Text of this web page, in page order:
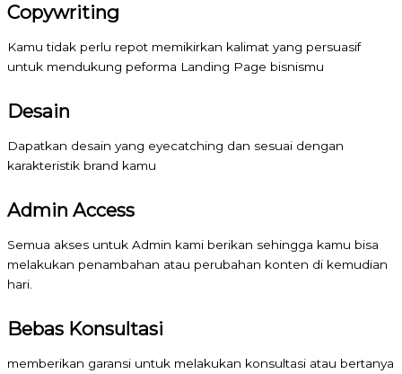
Copywriting
Kamu tidak perlu repot memikirkan kalimat yang persuasif
untuk mendukung peforma Landing Page bisnismu
Desain
Dapatkan desain yang eyecatching dan sesuai dengan
karakteristik brand kamu
Admin Access
Semua akses untuk Admin kami berikan sehingga kamu bisa
melakukan penambahan atau perubahan konten di kemudian
hari.
Bebas Konsultasi
memberikan garansi untuk melakukan konsultasi atau bertanya